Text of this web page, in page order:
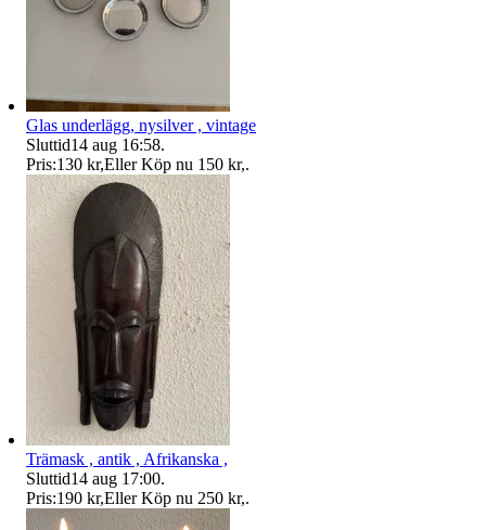
Glas underlägg, nysilver , vintage
Sluttid14 aug 16:58.
Pris:130 kr,Eller Köp nu 150 kr,.
Trämask , antik , Afrikanska ,
Sluttid14 aug 17:00.
Pris:190 kr,Eller Köp nu 250 kr,.